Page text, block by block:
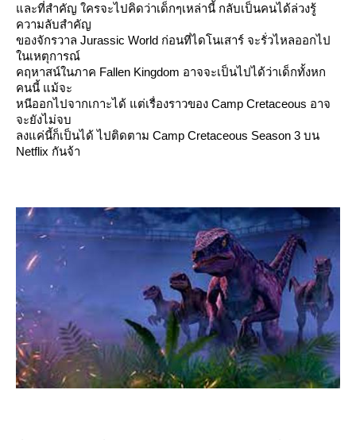
ละที่สำคัญ ใครจะไปคิดว่าเด็กๆเหล่านี้ กลับเป็นคนได้ล่วงรู้
ความลับสำคัญ
ของจักรวาล Jurassic World ก่อนที่ไดโนเสาร์ จะรั่วไหลออกไป
นเหตุการณ์
คฤหาสน์ในภาค Fallen Kingdom อาจจะเป็นไปได้ว่าเด็กทั้งหก
คนนี้ แม้จะ
หนีออกไปจากเกาะได้ แต่เรื่องราวของ Camp Cretaceous อาจ
จะยังไม่จบ
ลงแค่นี้ก็เป็นได้ ไปติดตาม Camp Cretaceous Season 3 บน
Netflix กันจ้า